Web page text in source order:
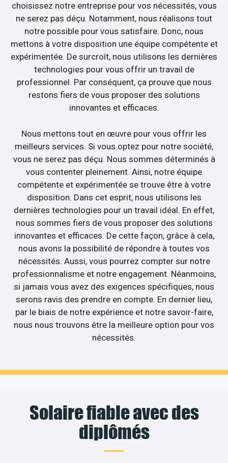
choisissez notre entreprise pour vos nécessités, vous
ne serez pas déçu. Notamment, nous réalisons tout
notre possible pour vous satisfaire. Donc, nous
mettons à votre disposition une équipe compétente et
expérimentée. De surcroît, nous utilisons les dernières
technologies pour vous offrir un travail de
professionnel. Par conséquent, ça prouve que nous
restons fiers de vous proposer des solutions
innovantes et efficaces.
Nous mettons tout en œuvre pour vous offrir les
meilleurs services. Si vous optez pour notre société,
vous ne serez pas déçu. Nous sommes déterminés à
vous contenter pleinement. Ainsi, notre équipe
compétente et expérimentée se trouve être à votre
disposition. Dans cet esprit, nous utilisons les
dernières technologies pour un travail idéal. En effet,
nous sommes fiers de vous proposer des solutions
innovantes et efficaces. De cette façon, grâce à cela,
nous avons la possibilité de répondre à toutes vos
nécessités. Aussi, vous pourrez compter sur notre
professionnalisme et notre engagement. Néanmoins,
si jamais vous avez des exigences spécifiques, nous
serons ravis des prendre en compte. En dernier lieu,
par le biais de notre expérience et notre savoir-faire,
nous nous trouvons être la meilleure option pour vos
nécessités.
Solaire fiable avec des
diplômés